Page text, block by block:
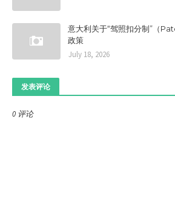
意大利关于“驾照扣分制”（
政策
July 18, 2026
发表评论
0 评论